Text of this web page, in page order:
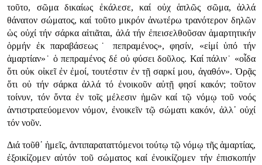
τοῦτο, σῶμα δικαίως ἐκάλεσε, καί οὐχ ἁπλῶς σῶμα, ἀλλά
θάνατον σώματος, καί τοῦτο μικρόν ἀνωτέρω τρανότερον δηλῶν
ὡς οὐχί τήν σάρκα αἰτιᾶται, ἀλά τήν ἐπεισελθοῦσαν ἁμαρτητικήν
ὁρμήν ἐκ παραβάσεως˙ πεπραμένος», φησίν, «εἰμί ὑπό τήν
ἁμαρτίαν»˙ ὁ πεπραμένος δέ οὐ φύσει δοῦλος. Καί πάλιν˙ «οἶδα
ὅτι οὐκ οἰκεῖ ἐν ἐμοί, τουτέστιν ἐν τῇ σαρκί μου, ἀγαθόν». Ὁρᾷς
ὅτι οὐ τήν σάρκα ἀλλά τό ἐνοικοῦν αὐτῇ φησί κακόν; τοῦτον
τοίνυν, τόν ὄντα ἐν τοῖς μέλεσιν ἡμῶν καί τῷ νόμῳ τοῦ νοός
ἀντιστρατεύομενον νόμον, ἐνοικεῖν τῷ σώματι κακόν, ἀλλ᾿ οὐχί
τόν νοῦν.
Διά τοῦθ᾿ ἡμεῖς, ἀντιπαραταττόμενοι τούτῳ τῷ νόμῳ τῆς ἁμαρτίας,
ἐξοικίζομεν αὐτόν τοῦ σώματος καί ἐνοικίζομεν τήν ἐπισκοπήν